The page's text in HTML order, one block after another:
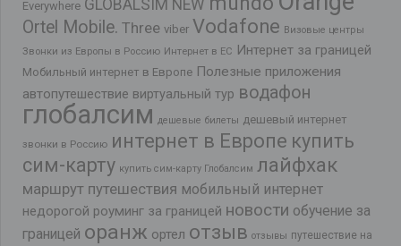
Everywhere GLOBALSIM NEW
Ortel Mobile. Three viber Vodafone Визовые центры
Звонки из Европы в Россию Интернет в ЕС Интернет за границей
Мобильный интернет в Европе Полезные приложения
автопутешествие виртуальный тур водафон
глобалсим дешевые билеты дешевый интернет
звонки в Россию интернет в Европе купить
сим-карту купить сим-карту Глобалсим лайфхак
маршрут путешествия мобильный интернет
недорогой роуминг за границей новости обучение за
границей оранж ортел отзыв отзывы путешествие на